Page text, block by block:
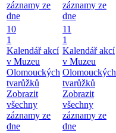
záznamy ze
dne
záznamy ze
dne
10
1
Kalendář akcí
v Muzeu
Olomouckých
tvarůžků
Zobrazit
všechny
záznamy ze
dne
11
1
Kalendář akcí
v Muzeu
Olomouckých
tvarůžků
Zobrazit
všechny
záznamy ze
dne